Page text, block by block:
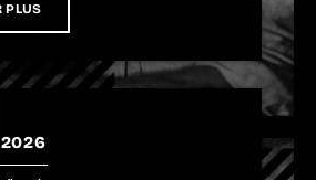
Club Electro
PLUS
2026